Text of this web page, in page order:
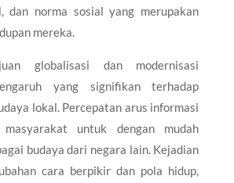
dan norma sosial yang merupakan
mereka.
globalisasi dan modernisasi
yang signifikan terhadap
lokal. Percepatan arus informasi
masyarakat untuk dengan mudah
budaya dari negara lain. Kejadian
cara berpikir dan pola hidup,